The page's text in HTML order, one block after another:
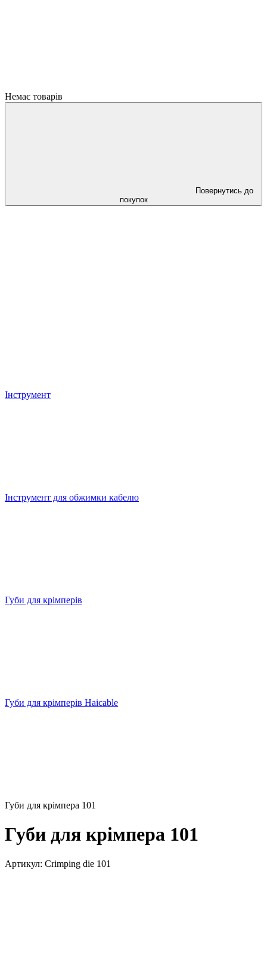
Немає товарів
Повернутись до
покупок
Інструмент
Інструмент для обжимки кабелю
Губи для крімперів
Губи для крімперів Haicable
Губи для крімпера 101
Губи для крімпера 101
Артикул: Crimping die 101